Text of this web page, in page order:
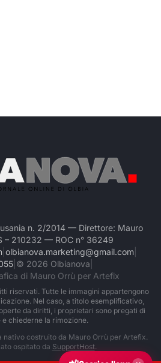
n. 2/2014 — Direttore: Mauro
– 210232 — ROC n° 36249
olbianova.marketing@gmail.com
| © 2026 Olbianova
di Mauro Orrù per Artefix
riservati. Tutte le immagini appartengono
Nel caso, a titolo esemplificativo,
da diritti, i proprietari sono pregati di
e chiederne la rimozione.
nativo costruito da Mauro Orrù per Artefix.
ospitato da SupportHost.